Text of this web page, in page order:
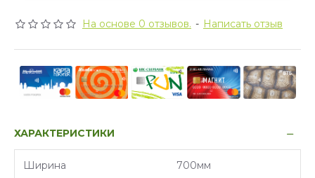
На основе 0 отзывов. - Написать отзыв
ХАРАКТЕРИСТИКИ
Характеристики
Ширина 700мм